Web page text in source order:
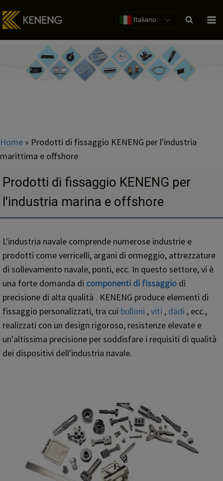
al
Italiano
Home » Prodotti di fissaggio KENENG per l'industria
marittima e offshore
Prodotti di fissaggio KENENG per
l'industria marina e offshore
L'industria navale comprende numerose industrie e
prodotti come verricelli, argani di ormeggio, attrezzature
di sollevamento navale, ponti, ecc. In questo settore, vi è
una forte domanda di componenti di fissaggio di
precisione di alta qualità . KENENG produce elementi di
fissaggio personalizzati, tra cui bulloni ,viti , dadi , ecc.,
realizzati con un design rigoroso, resistenze elevate e
un'altissima precisione per soddisfare i requisiti di qualità
dei dispositivi dell'industria navale.